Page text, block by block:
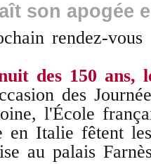
son apogée
rendez-
des 150 ans,
des
l'École
en Italie fêtent
au palais